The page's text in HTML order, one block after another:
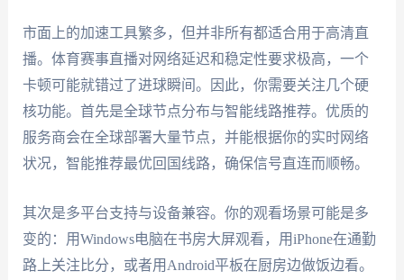
市面上的加速工具繁多，但并非所有都适合用于高清直
播。体育赛事直播对网络延迟和稳定性要求极高，一个
卡顿可能就错过了进球瞬间。因此，你需要关注几个硬
核功能。首先是全球节点分布与智能线路推荐。优质的
服务商会在全球部署大量节点，并能根据你的实时网络
状况，智能推荐最优回国线路，确保信号直连而顺畅。
其次是多平台支持与设备兼容。你的观看场景可能是多
变的：用Windows电脑在书房大屏观看，用iPhone在通勤
路上关注比分，或者用Android平板在厨房边做饭边看。